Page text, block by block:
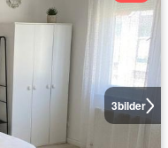
3bilder